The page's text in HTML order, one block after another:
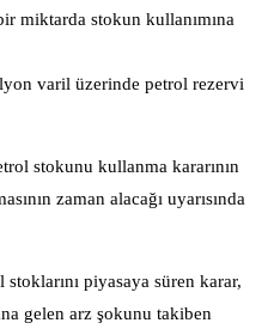
miktarda stokun kullanımına
varil üzerinde petrol rezervi
stokunu kullanma kararının
zaman alacağı uyarısında
piyasaya süren karar,
gelen arz şokunu takiben